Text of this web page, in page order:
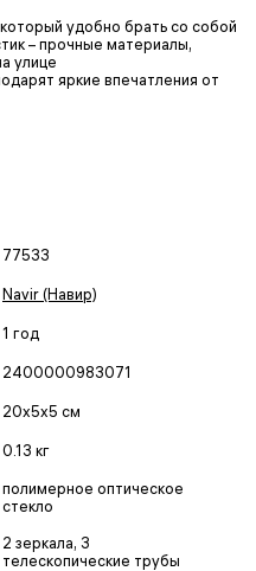
удобно брать со собой
– прочные материалы,
улице
яркие впечатления от
77533
Navir (Навир)
1 год
2400000983071
20x5x5 см
0.13 кг
полимерное оптическое
стекло
2 зеркала, 3
телескопические трубы